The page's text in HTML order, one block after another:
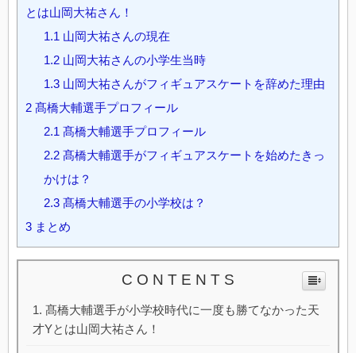
とは山岡大祐さん！
1.1 山岡大祐さんの現在
1.2山岡大祐さんの小学生当時
1.3山岡大祐さんがフィギュアスケートを辞めた理由
2 髙橋大輔選手プロフィール
2.1 髙橋大輔選手プロフィール
2.2髙橋大輔選手がフィギュアスケートを始めたきっ
かけは？
2.3髙橋大輔選手の小学校は？
3 まとめ
C O N T E N T S
髙橋大輔選手が小学校時代に一度も勝てなかった天
才Yとは山岡大祐さん！